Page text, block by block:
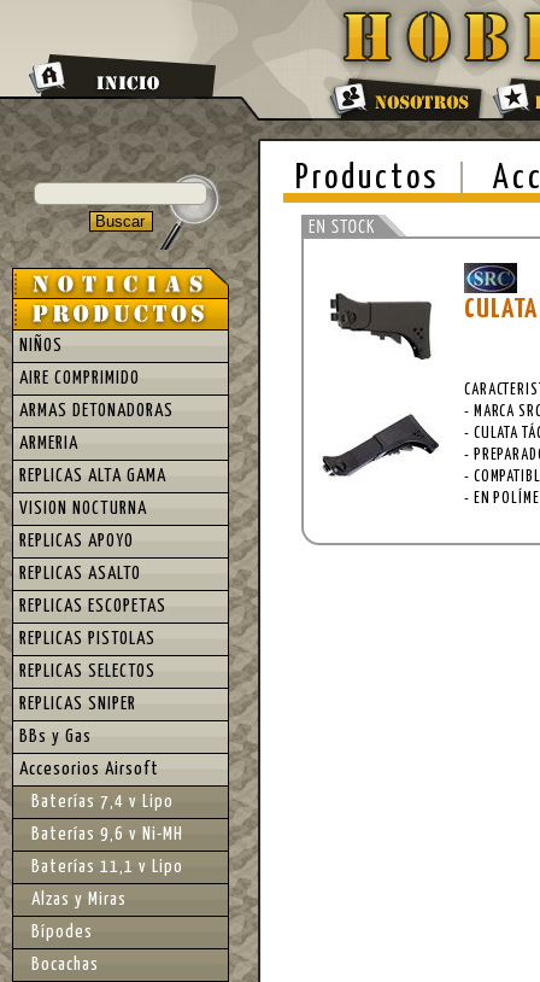
Productos
- MARCA
- CULATA
-
-
- EN
NIÑOS
AIRE COMPRIMIDO
ARMAS DETONADORAS
ARMERIA
REPLICAS ALTA GAMA
VISION NOCTURNA
REPLICAS APOYO
REPLICAS ASALTO
REPLICAS ESCOPETAS
REPLICAS PISTOLAS
REPLICAS SELECTOS
REPLICAS SNIPER
BBs y Gas
Accesorios Airsoft
Baterías 7,4 v Lipo
Baterías 9,6 v Ni-MH
Baterías 11,1 v Lipo
Alzas y Miras
Bípodes
Bocachas